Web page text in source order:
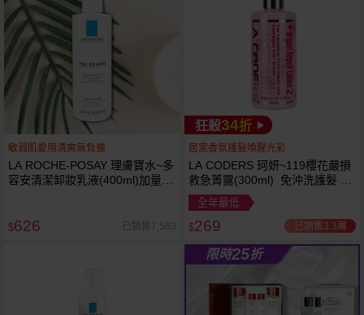
敏弱肌愛用清爽無負擔
LA ROCHE-POSAY 理膚寶水~多
容安清潔卸妝乳液(400ml)加量
$626 已銷售7,563
狂殺34折
居家香氛護髮喚醒光彩
LA CODERS 珂妍~119櫻花嚴損
救急菁露(300ml) 免沖洗護髮 蕾
舒法克
全年最低
$269 已銷售3.3萬
限時25折